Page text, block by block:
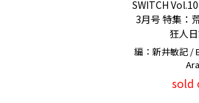
SWITCH
3月号 特集：
狂人日
編：新井敏記 /
sold